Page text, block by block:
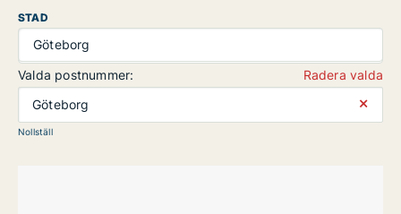
STAD
Göteborg
Valda postnummer:
Radera valda
Göteborg
⨯
Nollställ